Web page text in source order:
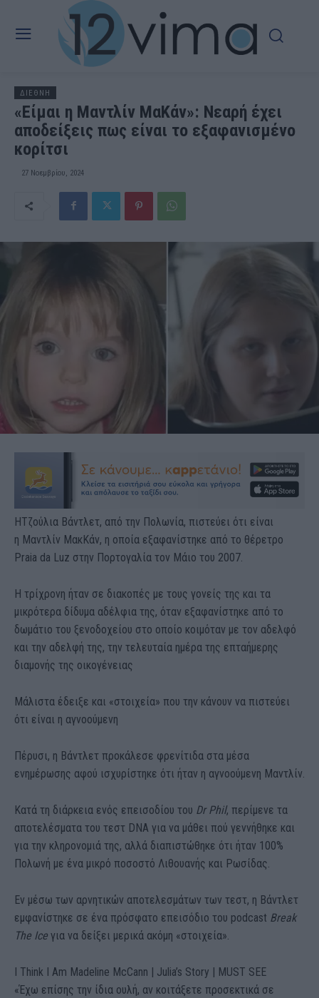
ΔΙΕΘΝΗ
«Είμαι η Μαντλίν ΜαΚάν»: Νεαρή έχει
αποδείξεις πως είναι το εξαφανισμένο
κορίτσι
27 Νοεμβρίου, 2024
ΗΤζούλια Βάντλετ, από την Πολωνία, πιστεύει ότι είναι
η Μαντλίν ΜακΚάν, η οποία εξαφανίστηκε από το θέρετρο
Praia da Luz στην Πορτογαλία τον Μάιο του 2007.
Η τρίχρονη ήταν σε διακοπές με τους γονείς της και τα
μικρότερα δίδυμα αδέλφια της, όταν εξαφανίστηκε από το
δωμάτιο του ξενοδοχείου στο οποίο κοιμόταν με τον αδελφό
και την αδελφή της, την τελευταία ημέρα της επταήμερης
διαμονής της οικογένειας
Μάλιστα έδειξε και «στοιχεία» που την κάνουν να πιστεύει
ότι είναι η αγνοούμενη
Πέρυσι, η Βάντλετ προκάλεσε φρενίτιδα στα μέσα
ενημέρωσης αφού ισχυρίστηκε ότι ήταν η αγνοούμενη Μαντλίν.
Κατά τη διάρκεια ενός επεισοδίου του Dr Phil, περίμενε τα
αποτελέσματα του τεστ DNA για να μάθει πού γεννήθηκε και
για την κληρονομιά της, αλλά διαπιστώθηκε ότι ήταν 100%
Πολωνή με ένα μικρό ποσοστό Λιθουανής και Ρωσίδας.
Εν μέσω των αρνητικών αποτελεσμάτων των τεστ, η Βάντλετ
εμφανίστηκε σε ένα πρόσφατο επεισόδιο του podcast Break
The Ice για να δείξει μερικά ακόμη «στοιχεία».
I Think I Am Madeline McCann | Julia’s Story | MUST SEE
«Έχω επίσης την ίδια ουλή, αν κοιτάξετε προσεκτικά σε